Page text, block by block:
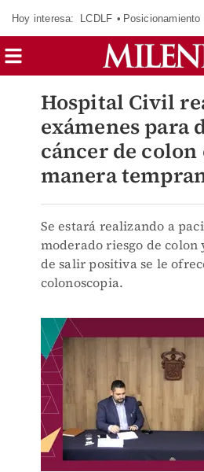
Hoy interesa: LCDLF Posicionamiento
Hospital Civil
exámenes para
cáncer de colon
manera
Se estará realizando a
moderado riesgo de colon
de salir positiva se le
colonoscopia.